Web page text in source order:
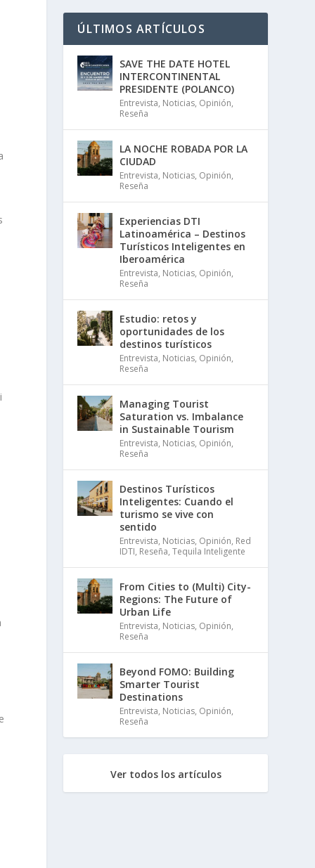
ÚLTIMOS ARTÍCULOS
SAVE THE DATE HOTEL
INTERCONTINENTAL
PRESIDENTE (POLANCO)
Entrevista, Noticias, Opinión,
Reseña
LA NOCHE ROBADA POR LA
CIUDAD
Entrevista, Noticias, Opinión,
Reseña
Experiencias DTI
Latinoamérica – Destinos
Turísticos Inteligentes en
Iberoamérica
Entrevista, Noticias, Opinión,
Reseña
Estudio: retos y
oportunidades de los
destinos turísticos
Entrevista, Noticias, Opinión,
Reseña
Managing Tourist
Saturation vs. Imbalance
in Sustainable Tourism
Entrevista, Noticias, Opinión,
Reseña
Destinos Turísticos
Inteligentes: Cuando el
turismo se vive con
sentido
Entrevista, Noticias, Opinión, Red
IDTI, Reseña,Tequila Inteligente
From Cities to (Multi) City-
Regions: The Future of
Urban Life
Entrevista, Noticias, Opinión,
Reseña
Beyond FOMO: Building
Smarter Tourist
Destinations
Entrevista, Noticias, Opinión,
Reseña
Ver todos los artículos